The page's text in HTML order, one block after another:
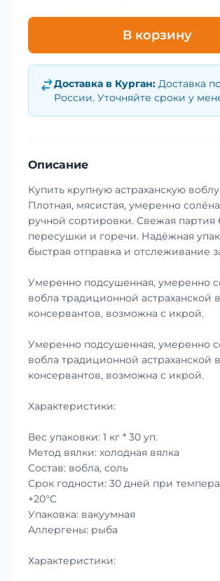
В корзину
Доставка в Курган: Доставка
России. Уточняйте сроки у
Описание
Купить крупную астраханскую
Плотная, мясистая, умеренно
ручной сортировки. Свежая партия
пересушки и горечи. Надёжная
быстрая отправка и отслеживание
Умеренно подсушенная, умеренно
вобла традиционной астраханской
консервантов, возможна с икрой.
Умеренно подсушенная, умеренно
вобла традиционной астраханской
консервантов, возможна с икрой.
Характеристики:
Вес упаковки: 1 кг * 30 уп.
Метод вялки: холодная вялка
Состав: вобла, соль
Срок годности: 30 дней при
+20°C
Упаковка: вакуумная
Аллергены: рыба
Характеристики: